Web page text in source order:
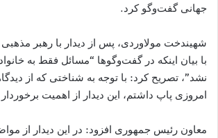
جهانی گفت‌وگو کرد.
شهیندخت مولاوردی، پس از دیدار با رهبر مذهبی
با بیان اینکه در گفت‌وگوها “مسائل فقط به
نشد”، تصریح کرد: با توجه به شناختی که از
امروزی پاپ داشتم، این دیدار از اهمیت
معاون رئیس جمهوری افزود: در این دیدار از